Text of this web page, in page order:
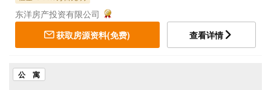
东洋房产投资有限公司
获取房源资料(免费)
查看详情
公 寓